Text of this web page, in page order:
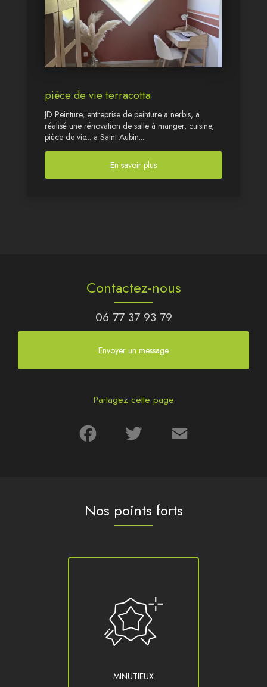
pièce de vie terracotta
JD Peinture, entreprise de peinture a nerbis, a
réalisé une rénovation de salle à manger, cuisine,
pièce de vie... a Saint Aubin....
En savoir plus
Contactez-nous
06 77 37 93 79
Envoyer un message
Partagez cette page
Nos points forts
MINUTIEUX